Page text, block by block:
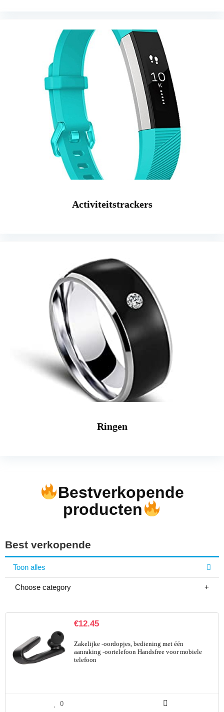
Activiteitstrackers
Ringen
Bestverkopende
producten
Best verkopende
Toon alles
Choose category
€12.45
Zakelijke -oordopjes, bediening met één
aanraking -oortelefoon Handsfree voor mobiele
telefoon
0